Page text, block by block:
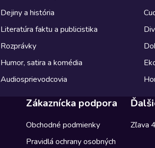
Dejiny a história
Literatúra faktu a publicistika
Rozprávky
Humor, satira a komédia
Audiosprievodcovia
Zákaznícka podpora
Obchodné podmienky
Pravidlá ochrany osobných
Zľava